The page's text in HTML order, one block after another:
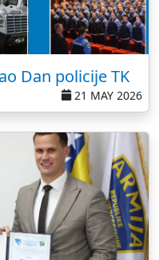
Dan policije TK
21 MAY 2026